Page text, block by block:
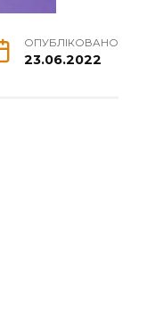
ОПУБЛІКОВАНО
23.06.2022